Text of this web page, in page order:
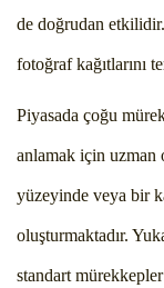
de doğrudan
fotoğraf kağıtlarını
Piyasada çoğu
anlamak için uzman
yüzeyinde veya bir
oluşturmaktadır.
standart